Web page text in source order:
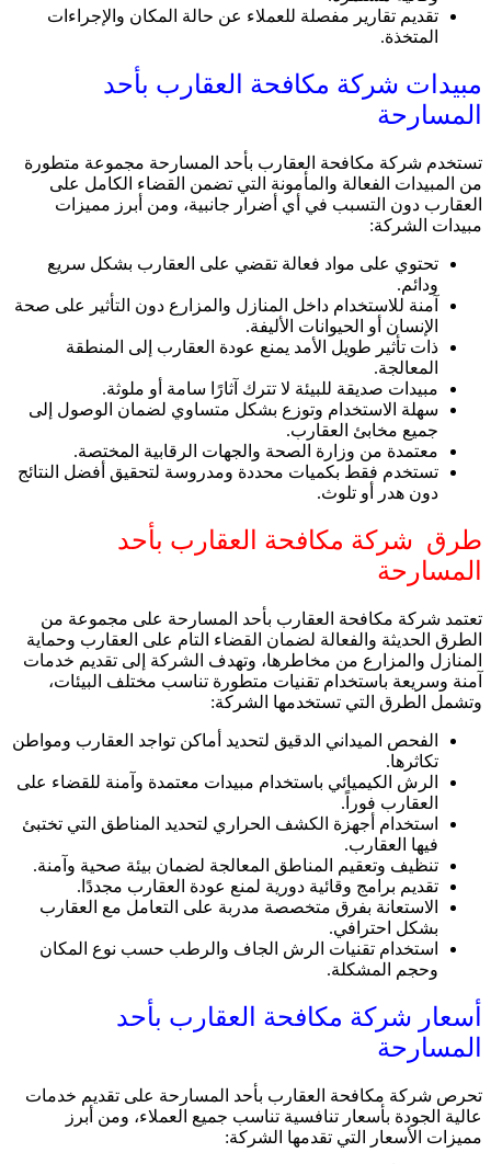
تقديم تقارير مفصلة للعملاء عن حالة المكان والإجراءات
المتخذة.
مبيدات شركة مكافحة العقارب بأحد
المسارحة
تستخدم شركة مكافحة العقارب بأحد المسارحة مجموعة متطورة
من المبيدات الفعالة والمأمونة التي تضمن القضاء الكامل على
العقارب دون التسبب في أي أضرار جانبية، ومن أبرز مميزات
مبيدات الشركة:
تحتوي على مواد فعالة تقضي على العقارب بشكل سريع
ودائم.
آمنة للاستخدام داخل المنازل والمزارع دون التأثير على صحة
الإنسان أو الحيوانات الأليفة.
ذات تأثير طويل الأمد يمنع عودة العقارب إلى المنطقة
المعالجة.
مبيدات صديقة للبيئة لا تترك آثارًا سامة أو ملوثة.
سهلة الاستخدام وتوزع بشكل متساوي لضمان الوصول إلى
جميع مخابئ العقارب.
معتمدة من وزارة الصحة والجهات الرقابية المختصة.
تستخدم فقط بكميات محددة ومدروسة لتحقيق أفضل النتائج
دون هدر أو تلوث.
طرق شركة مكافحة العقارب بأحد
المسارحة
تعتمد شركة مكافحة العقارب بأحد المسارحة على مجموعة من
الطرق الحديثة والفعالة لضمان القضاء التام على العقارب وحماية
المنازل والمزارع من مخاطرها، وتهدف الشركة إلى تقديم خدمات
آمنة وسريعة باستخدام تقنيات متطورة تناسب مختلف البيئات،
وتشمل الطرق التي تستخدمها الشركة:
الفحص الميداني الدقيق لتحديد أماكن تواجد العقارب ومواطن
تكاثرها.
الرش الكيميائي باستخدام مبيدات معتمدة وآمنة للقضاء على
العقارب فوراً.
استخدام أجهزة الكشف الحراري لتحديد المناطق التي تختبئ
فيها العقارب.
تنظيف وتعقيم المناطق المعالجة لضمان بيئة صحية وآمنة.
تقديم برامج وقائية دورية لمنع عودة العقارب مجددًا.
الاستعانة بفرق متخصصة مدربة على التعامل مع العقارب
بشكل احترافي.
استخدام تقنيات الرش الجاف والرطب حسب نوع المكان
وحجم المشكلة.
أسعار شركة مكافحة العقارب بأحد
المسارحة
تحرص شركة مكافحة العقارب بأحد المسارحة على تقديم خدمات
عالية الجودة بأسعار تنافسية تناسب جميع العملاء، ومن أبرز
مميزات الأسعار التي تقدمها الشركة: